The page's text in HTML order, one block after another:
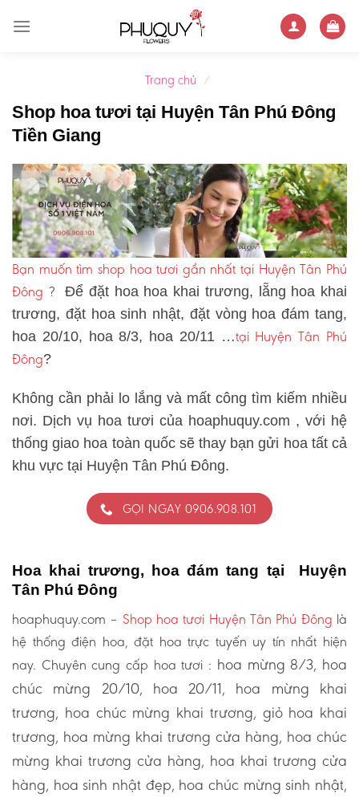
Trang chủ /
Shop hoa tươi tại Huyện Tân Phú Đông
Tiền Giang
Bạn muốn tìm shop hoa tươi gần nhất tại Huyện Tân Phú
Đông ?Để đặt hoa hoa khai trương, lẵng hoa khai
trương, đặt hoa sinh nhật, đặt vòng hoa đám tang,
hoa 20/10, hoa 8/3, hoa 20/11 …tại Huyện Tân Phú
Đông?
Không cần phải lo lắng và mất công tìm kiếm nhiều
nơi. Dịch vụ hoa tươi của hoaphuquy.com , với hệ
thống giao hoa toàn quốc sẽ thay bạn gửi hoa tất cả
khu vực tại Huyện Tân Phú Đông.
GỌI NGAY 0906.908.101
Hoa khai trương, hoa đám tang tại Huyện
Tân Phú Đông
hoaphuquy.com – Shop hoa tươi Huyện Tân Phú Đông là
hệ thống điện hoa, đặt hoa trực tuyến uy tín nhất hiện
nay. Chuyên cung cấp hoa tươi : hoa mừng 8/3, hoa
chúc mừng 20/10, hoa 20/11, hoa mừng khai
trương, hoa chúc mừng khai trương, giỏ hoa khai
trương, hoa mừng khai trương cửa hàng, hoa chúc
mừng khai trương cửa hàng, hoa khai trương cửa
hàng, hoa sinh nhật đẹp, hoa chúc mừng sinh nhật,